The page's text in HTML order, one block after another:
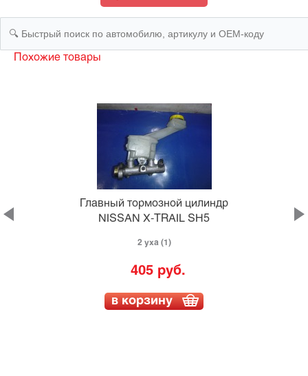
Похожие товары
Главный тормозной цилиндр
NISSAN X-TRAIL SH5
2 уха (1)
405 руб.
в корзину